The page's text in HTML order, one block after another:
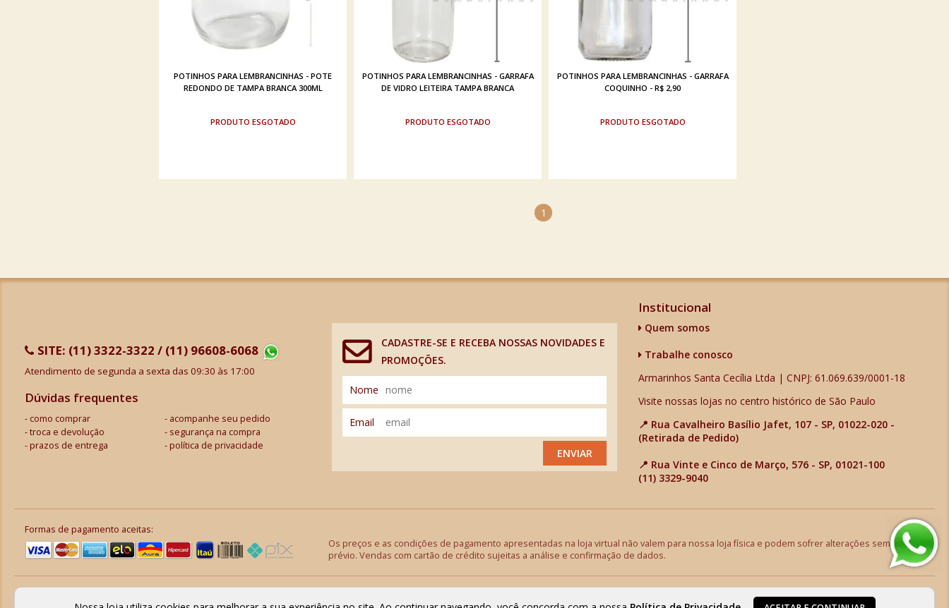
POTINHOS PARA LEMBRANCINHAS - POTE
REDONDO DE TAMPA BRANCA 300ML
ESGOTADO
POTINHOS PARA LEMBRANCINHAS - GARRAFA
DE VIDRO LEITEIRA TAMPA BRANCA
ESGOTADO
POTINHOS PARA LEMBRANCINHAS - GARRAFA
COQUINHO - R$ 2,90
ESGOTADO
1
SITE: (11) 3322-3322 / (11) 96608-6068
Atendimento de segunda a sexta das 09:30 às 17:00
Dúvidas frequentes
como comprar
acompanhe seu pedido
troca e devolução
segurança na compra
prazos de entrega
política de privacidade
CADASTRE-SE E RECEBA NOSSAS NOVIDADES E
PROMOÇÕES.
Nome
Email
ENVIAR
Institucional
Quem somos
Trabalhe conosco
Armarinhos Santa Cecília Ltda | CNPJ: 61.069.639/0001-18
Visite nossas lojas no centro histórico de São Paulo
📍 Rua Cavalheiro Basílio Jafet, 107 - SP, 01022-020 -
(Retirada de Pedido)
📍 Rua Vinte e Cinco de Março, 576 - SP, 01021-100
(11) 3329-9040
Formas de pagamento aceitas:
Os preços e as condições de pagamento apresentadas na loja virtual não valem para nossa loja física e podem sofrer alterações sem aviso
prévio. Vendas com cartão de crédito sujeitas a análise e confirmação de dados.